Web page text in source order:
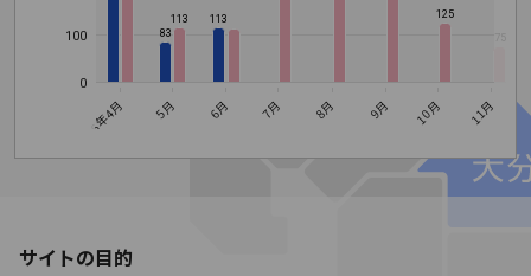
0
100 83
113
113
125
2026年4月 5月 6月 7月 8月 9月 10月 11月
サイトの目的